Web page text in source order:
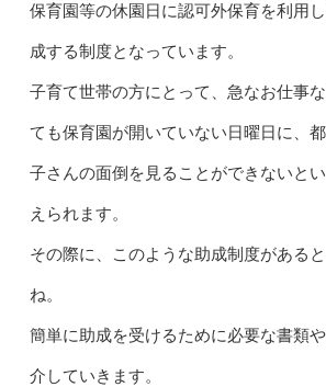
保育園等の休園日に認可外保育を利用
成する制度となっています。
子育て世帯の方にとって、急なお仕事
ても保育園が開いていない日曜日に、
子さんの面倒を見ることができないと
えられます。
その際に、このような助成制度がある
ね。
簡単に助成を受けるために必要な書類
介していきます。